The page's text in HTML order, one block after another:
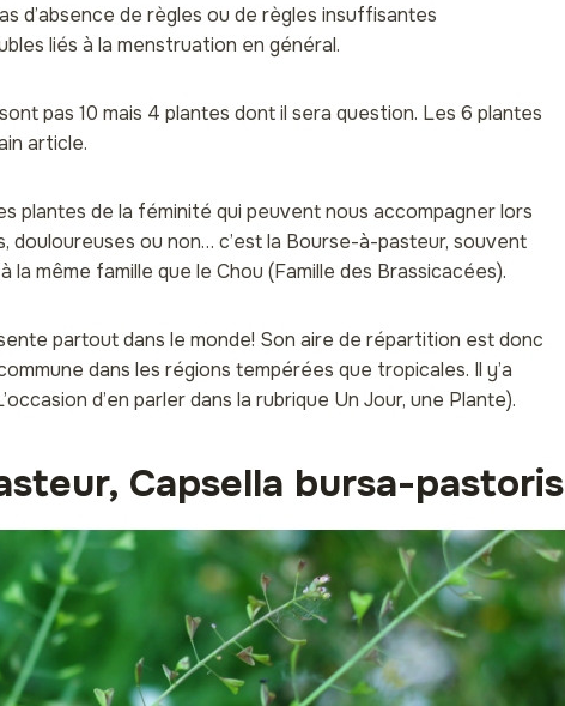
d’absence de règles ou de règles insuffisantes
liés à la menstruation en général.
pas 10 mais 4 plantes dont il sera question. Les 6 plantes
article.
plantes de la féminité qui peuvent nous accompagner lors
douloureuses ou non… c’est la Bourse-à-pasteur, souvent
la même famille que le Chou (Famille des Brassicacées).
partout dans le monde! Son aire de répartition est donc
dans les régions tempérées que tropicales. Il y’a
d’en parler dans la rubrique Un Jour, une Plante).
Capsella bursa-pastoris